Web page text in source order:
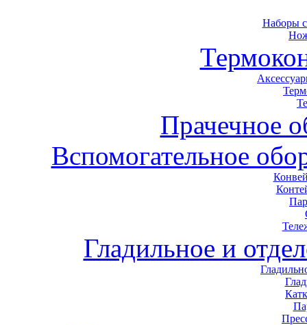
Наборы
Прачечное
Вспомогательное
Гладильное и